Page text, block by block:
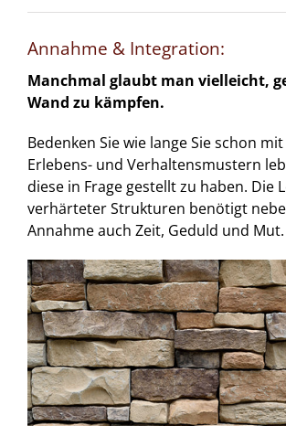
Annahme & Integration:
Manchmal glaubt man vielleicht,
Wand zu kämpfen.
Bedenken Sie wie lange Sie schon
Erlebens- und Verhaltensmustern
diese in Frage gestellt zu haben. Die
verhärteter Strukturen benötigt
Annahme auch Zeit, Geduld und Mut.